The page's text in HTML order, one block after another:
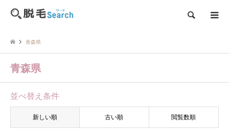
検索
青森県
青森県
並べ替え条件
新しい順 古い順 閲覧数順